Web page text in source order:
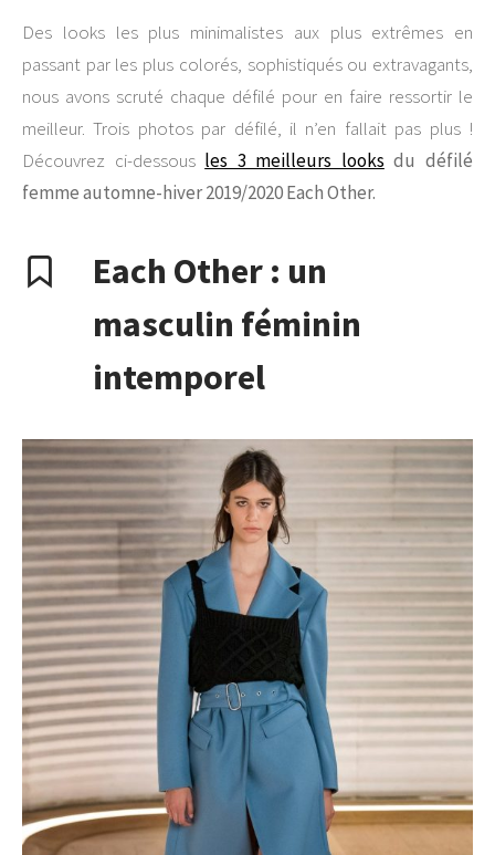
Des looks les plus minimalistes aux plus extrêmes en
passant par les plus colorés, sophistiqués ou extravagants,
nous avons scruté chaque défilé pour en faire ressortir le
meilleur. Trois photos par défilé, il n’en fallait pas plus !
Découvrez ci-dessous les 3 meilleurs looks du défilé
femme automne-hiver 2019/2020 Each Other.
Each Other : un
masculin féminin
intemporel